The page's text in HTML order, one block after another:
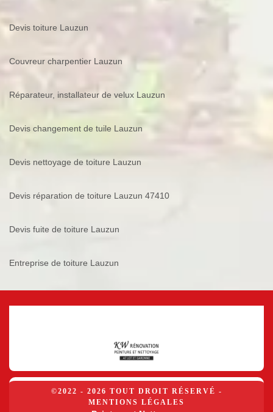
Devis toiture Lauzun
Couvreur charpentier Lauzun
Réparateur, installateur de velux Lauzun
Devis changement de tuile Lauzun
Devis nettoyage de toiture Lauzun
Devis réparation de toiture Lauzun 47410
Devis fuite de toiture Lauzun
Entreprise de toiture Lauzun
©2022 - 2026 TOUT DROIT RÉSERVÉ -
MENTIONS LÉGALES